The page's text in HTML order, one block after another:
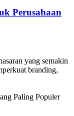
Perusahaan
yang semakin
branding,